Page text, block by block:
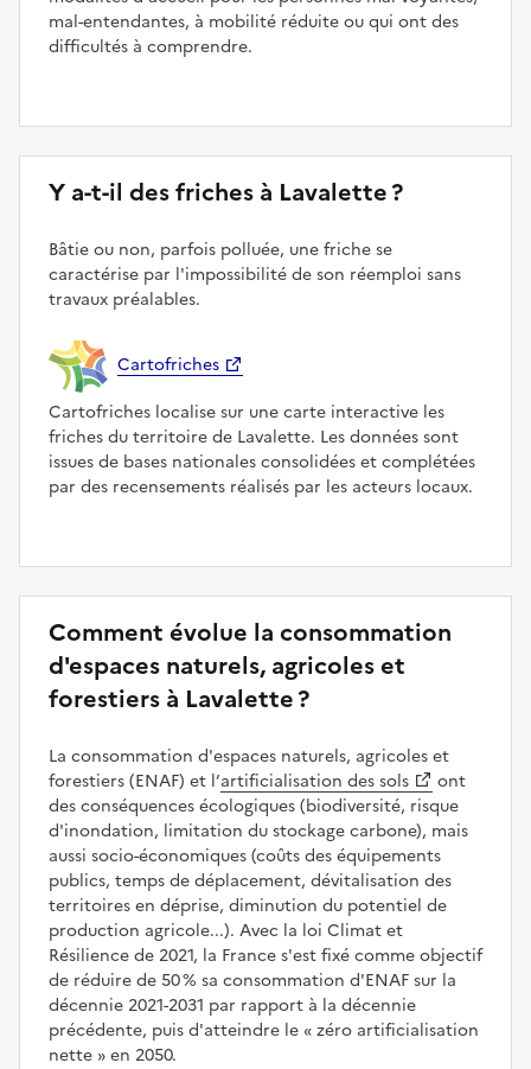
mal-entendantes, à mobilité réduite ou qui ont des
difficultés à comprendre.
Y a-t-il des friches à Lavalette ?
Bâtie ou non, parfois polluée, une friche se
caractérise par l'impossibilité de son réemploi sans
travaux préalables.
Cartofriches
Cartofriches localise sur une carte interactive les
friches du territoire de Lavalette. Les données sont
issues de bases nationales consolidées et complétées
par des recensements réalisés par les acteurs locaux.
Comment évolue la consommation
d'espaces naturels, agricoles et
forestiers à Lavalette ?
La consommation d'espaces naturels, agricoles et
forestiers (ENAF) et l’artificialisation des sols
ont
des conséquences écologiques (biodiversité, risque
d'inondation, limitation du stockage carbone), mais
aussi socio-économiques (coûts des équipements
publics, temps de déplacement, dévitalisation des
territoires en déprise, diminution du potentiel de
production agricole...). Avec la loi Climat et
Résilience de 2021, la France s'est fixé comme objectif
de réduire de 50 % sa consommation d'ENAF sur la
décennie 2021-2031 par rapport à la décennie
précédente, puis d'atteindre le
zéro artificialisation
nette
en 2050.